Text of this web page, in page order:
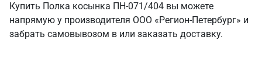
Купить Полка косынка ПН-071/404 вы можете
напрямую у производителя ООО «Регион-Петербург» и
забрать самовывозом в или заказать доставку.